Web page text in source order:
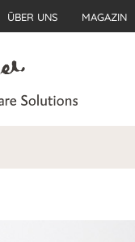
ÜBER UNS MAGAZIN